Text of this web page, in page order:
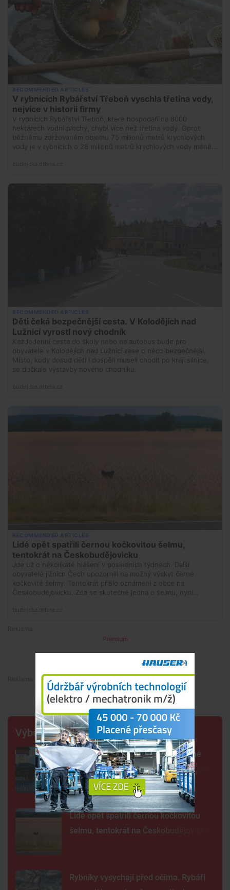
Premium
Premium
Výběr šéfredaktora
Další rána pro Dynamo. Klub zřejmě
zruší béčko, pro dva týmy nemá hráče
Lidé opět spatřili černou kočkovitou
šelmu, tentokrát na Českobudějovicku
Rybníky vysychají před očima. Rybáři